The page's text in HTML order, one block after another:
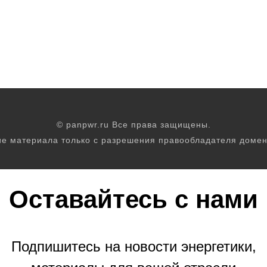
© panpwr.ru Все права защищены.
материала только с разрешения правообладателя
Оставайтесь с нами
Подпишитесь на новости энергетики,